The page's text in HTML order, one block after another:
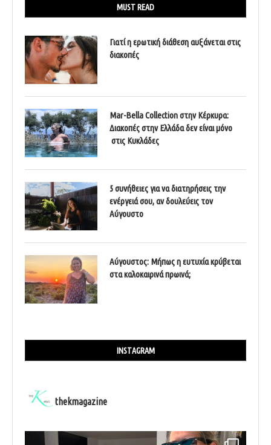
MUST READ
Γιατί η ερωτική διάθεση αυξάνεται στις
διακοπές
Mar-Bella Collection στην Κέρκυρα:
Διακοπές στην Ελλάδα δεν είναι μόνο
στις Κυκλάδες
5 συνήθειες για να διατηρήσεις την
ενέργειά σου, αν δουλεύεις τον
Αύγουστο
Αύγουστος: Μήπως η ευτυχία κρύβεται
στα καλοκαιρινά πρωινά;
INSTAGRAM
thekmagazine